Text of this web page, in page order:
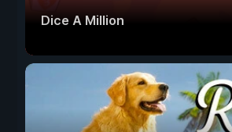
Dice A Million